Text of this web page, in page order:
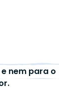
nem para o